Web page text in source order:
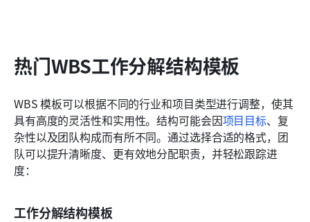
热门WBS工作分解结构模板
WBS 模板可以根据不同的行业和项目类型进行调整，使其
具有高度的灵活性和实用性。结构可能会因项目目标、复
杂性以及团队构成而有所不同。通过选择合适的格式，团
队可以提升清晰度、更有效地分配职责，并轻松跟踪进
度：
工作分解结构模板